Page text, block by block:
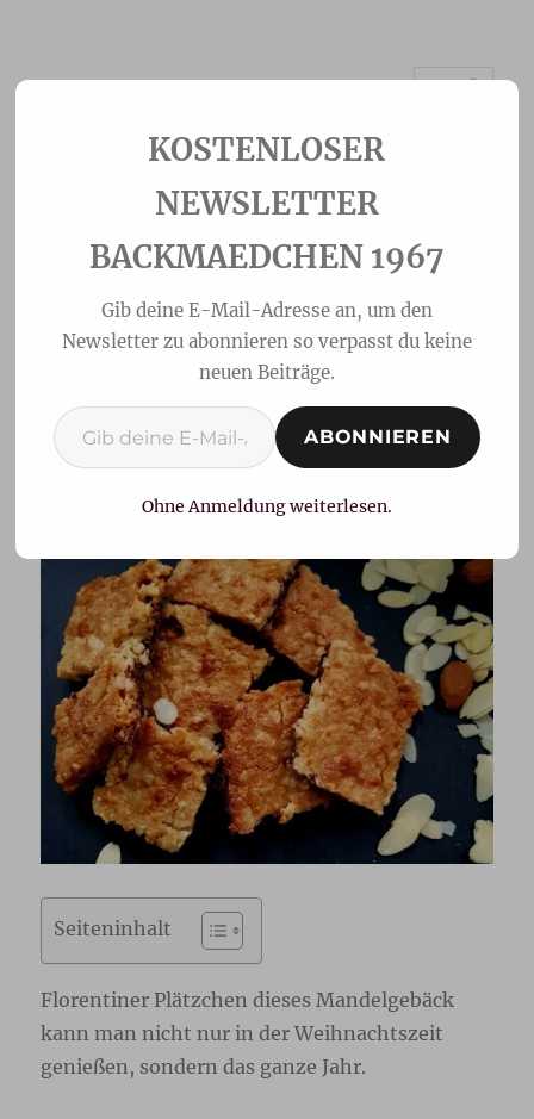
Florentiner Plätzchen
Seiteninhalt
Florentiner Plätzchen dieses Mandelgebäck
kann man nicht nur in der Weihnachtszeit
genießen, sondern das ganze Jahr.
NEWSLETTER
BACKMAEDCHEN 1967
Gib deine E-Mail-Adresse an, um den
Newsletter zu abonnieren so verpasst du keine
neuen Beiträge.
Gib deine E-Mail-Adresse ein ...
ABONNIEREN
Ohne Anmeldung weiterlesen.